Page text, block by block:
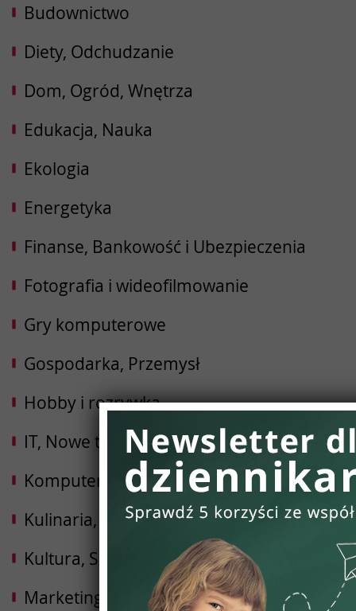
Budownictwo
Diety, Odchudzanie
Dom, Ogród, Wnętrza
Edukacja, Nauka
Ekologia
Energetyka
Finanse, Bankowość i Ubezpieczenia
Fotografia i wideofilmowanie
Gry komputerowe
Gospodarka, Przemysł
Hobby i rozrywka
IT, Nowe technologie
Komputery, Internet, Elektronika
Kulinaria, Żywność, Gastronomia
Kultura, Sztuka
Marketing, Reklama, PR